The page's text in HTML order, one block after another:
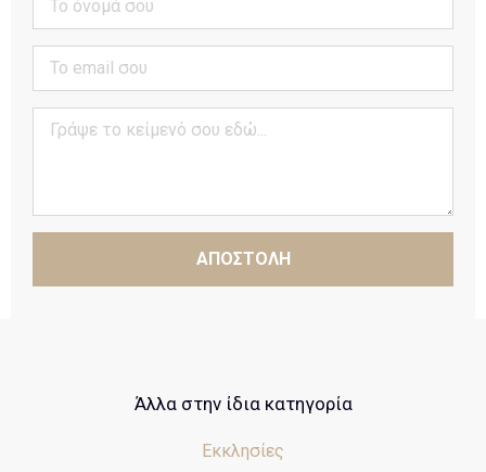
ΑΠΟΣΤΟΛΗ
Άλλα στην ίδια κατηγορία
Εκκλησίες